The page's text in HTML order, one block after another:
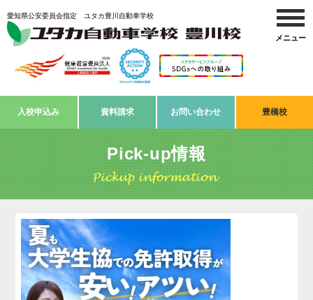
愛知県公安委員会指定 ユタカ豊川自動車学校
入校申込み 資料請求 お問い合わせ 豊橋校
Pick-up情報